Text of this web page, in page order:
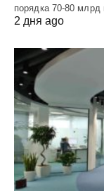
порядка 70-80 млрд
2 дня ago